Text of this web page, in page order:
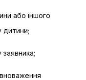
або іншого
дитини;